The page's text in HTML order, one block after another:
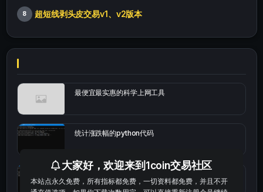
8 超短线剥头皮交易v1、v2版本
最便宜最实惠的科学上网工具
统计涨跌幅的python代码
okx的短线量化的免费版本
大家好，欢迎来到1coin交易社区
本站点永久免费，所有指标都免费，一切资料都免费，并且不开